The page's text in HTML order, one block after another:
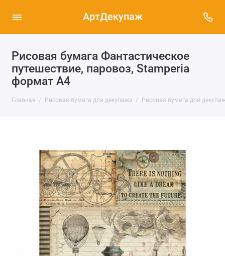
АртДекупаж
Рисовая бумага Фантастическое
путешествие, паровоз, Stamperia
формат А4
Главная Рисовая бумага для декупажа Рисовая бумага для